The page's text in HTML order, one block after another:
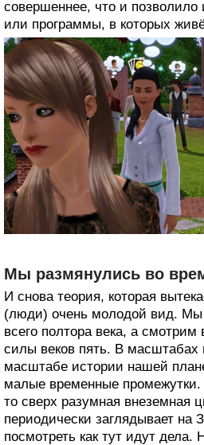
совершеннее, что и позволило
или программы, в которых
Мы размянулись во
И снова теория, которая
(люди) очень молодой вид.
всего полтора века, а смотрим
силы веков пять. В масштабах
масштабе истории нашей
малые временные промежутки.
то сверх разумная внеземная
периодически заглядывает на
посмотреть как тут идут дела.